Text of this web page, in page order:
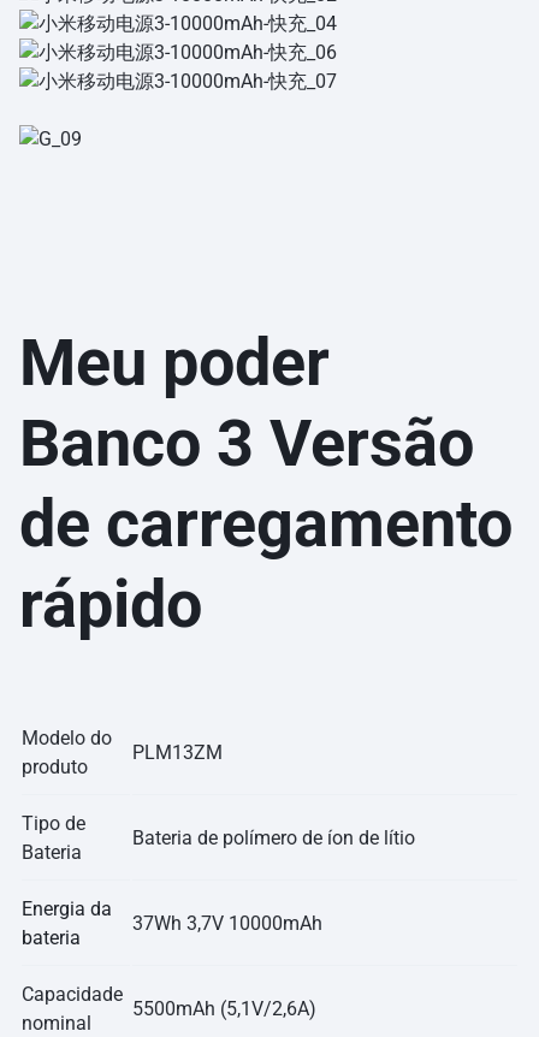
Meu poder
Banco 3 Versão
de carregamento
rápido
Modelo do
produto
PLM13ZM
Tipo de
Bateria
Bateria de polímero de íon de lítio
Energia da
bateria
37Wh 3,7V 10000mAh
Capacidade
nominal
5500mAh (5,1V/2,6A)